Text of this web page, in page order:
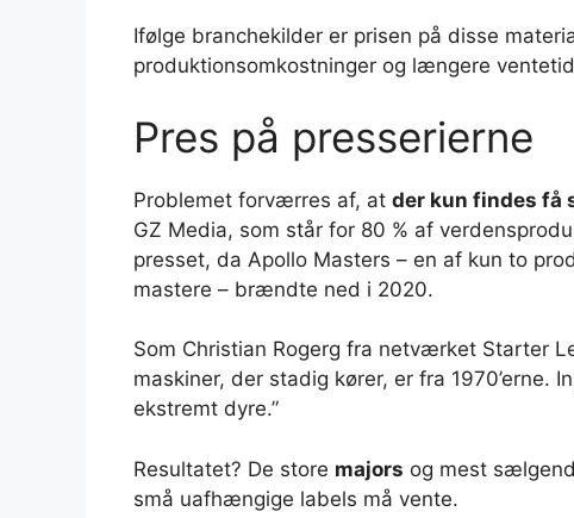
Ifølge branchekilder er prisen på disse
produktionsomkostninger og længere
Pres på presserierne
Problemet forværres af, at der kun findes få
GZ Media, som står for 80 % af
presset, da Apollo Masters – en af kun to
mastere – brændte ned i 2020.
Som Christian Rogerg fra netværket Starter
maskiner, der stadig kører, er fra 1970’erne.
ekstremt dyre.”
Resultatet? De store majors og mest
små uafhængige labels må vente.